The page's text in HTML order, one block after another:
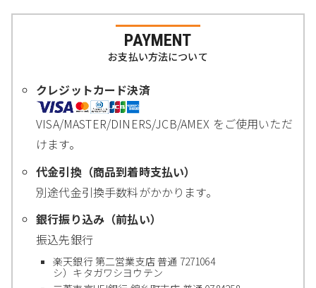
PAYMENT
お支払い方法について
クレジットカード決済
VISA/MASTER/DINERS/JCB/AMEX をご使用いただ
けます。
代金引換（商品到着時支払い）
別途代金引換手数料がかかります。
銀行振り込み（前払い）
振込先銀行
楽天銀行 第二営業支店 普通 7271064
シ）キタガワシヨウテン